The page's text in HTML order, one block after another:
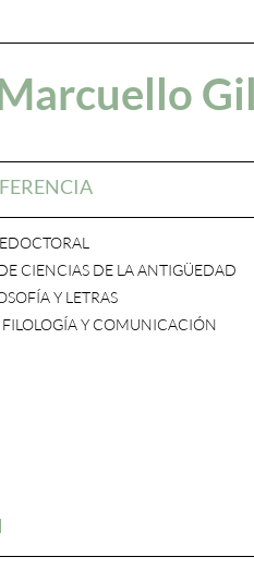
Gil
CIENCIAS DE LA ANTIGÜEDAD
Y LETRAS
FILOLOGÍA Y COMUNICACIÓN